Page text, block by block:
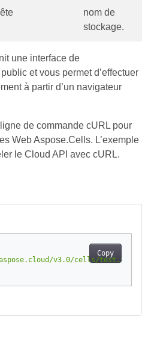
nom de
stockage.
une interface de
et vous permet d’effectuer
à partir d’un navigateur
de commande cURL pour
Web Aspose.Cells. L’exemple
le Cloud API avec cURL.
Copy
v3.0/cells/test.xlsx/